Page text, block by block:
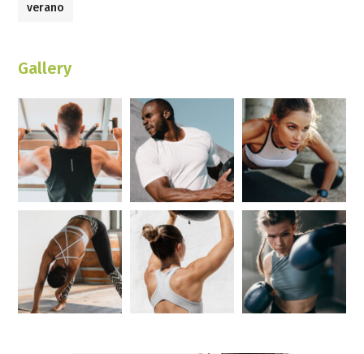
verano
Gallery